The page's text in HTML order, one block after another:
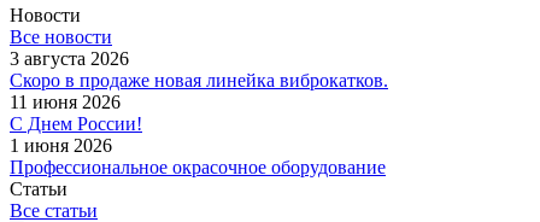
Новости
Все новости
3 августа 2026
Скоро в продаже новая линейка виброкатков.
11 июня 2026
С Днем России!
1 июня 2026
Профессиональное окрасочное оборудование
Статьи
Все статьи